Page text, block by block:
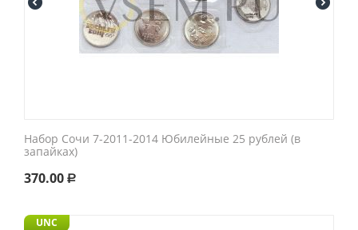
Набор Сочи 7-2011-2014 Юбилейные 25 рублей (в
запайках)
370.00 Р
UNC